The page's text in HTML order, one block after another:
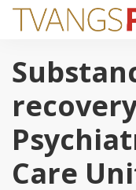
Hopp til hovedinnhold
Care